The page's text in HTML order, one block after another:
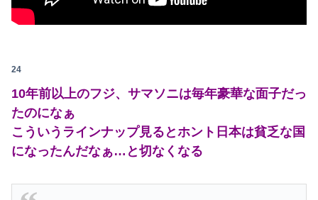
24
10年前以上のフジ、サマソニは毎年豪華な面子だっ
たのになぁ
こういうラインナップ見るとホント日本は貧乏な国
になったんだなぁ…と切なくなる